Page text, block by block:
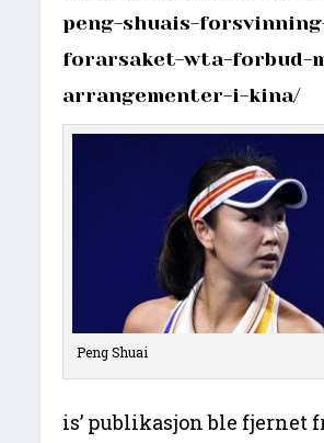
peng-shuais-
forarsaket-wta-forbud-
arrangementer-i-kina/
Peng Shuai
is’ publikasjon ble fjernet